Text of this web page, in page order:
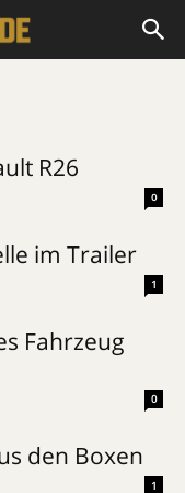
R26
0
im Trailer
1
Fahrzeug
0
den Boxen
1